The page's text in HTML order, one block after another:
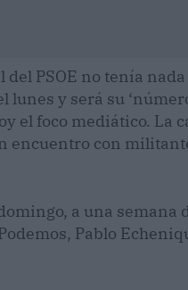
PSOE no tenía
y será su
el foco mediático. La
encuentro con
a una semana
Pablo